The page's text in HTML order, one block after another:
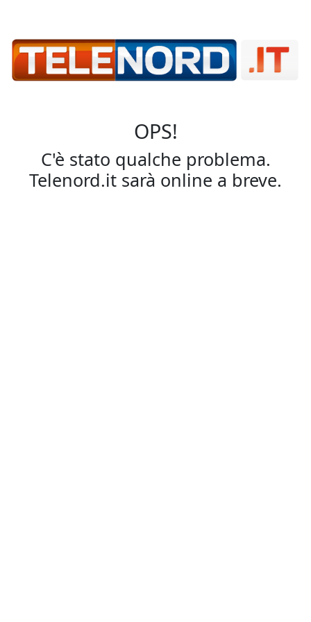
OPS!
C'è stato qualche problema.
Telenord.it sarà online a breve.